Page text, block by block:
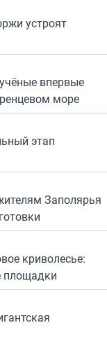
устроят
впервые
море
этап
Заполярья
криволесье:
площадки